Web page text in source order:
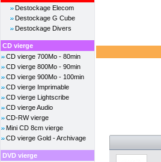
Destockage Elecom
Destockage G Cube
Destockage Divers
CD vierge
CD vierge 700Mo - 80min
CD vierge 800Mo - 90min
CD vierge 900Mo - 100min
CD vierge Imprimable
CD vierge Lightscribe
CD vierge Audio
CD-RW vierge
Mini CD 8cm vierge
CD vierge Gold - Archivage
DVD vierge